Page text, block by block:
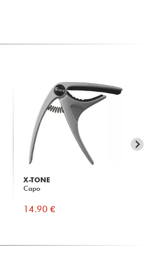
X-TONE
Capo
14.90 €